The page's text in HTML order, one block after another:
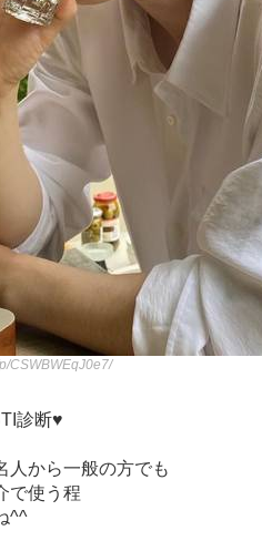
CSWBWEqJ0e7/
診断♥
人から一般の方でも
で使う程
^^